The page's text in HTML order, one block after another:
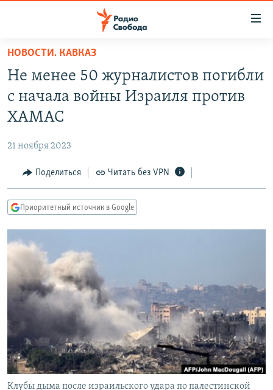
упрощенного
доступа
основному
Вернутся
Вернутся
поиску
АВТОРСКИЕ ПРОЕКТЫ
МНЕНИЯ
КУЛЬТУРА
КАВКАЗ.РЕАЛИИ
СЕВЕР.РЕАЛИИ
СИБИРЬ.РЕАЛИИ
РАСПИСАНИЕ ВЕЩАНИЯ
ПОДПИШИТЕСЬ НА РАССЫЛКУ
СОЦИАЛЬНЫЕ СЕТИ
НОВОСТИ. КАВКАЗ
Не менее 50 журналистов погибли
с начала войны Израиля против
ХАМАС
21 ноября 2023
Поделиться Читать без VPN
Приоритетный источник в Google
Клубы дыма после израильского удара по палестинской